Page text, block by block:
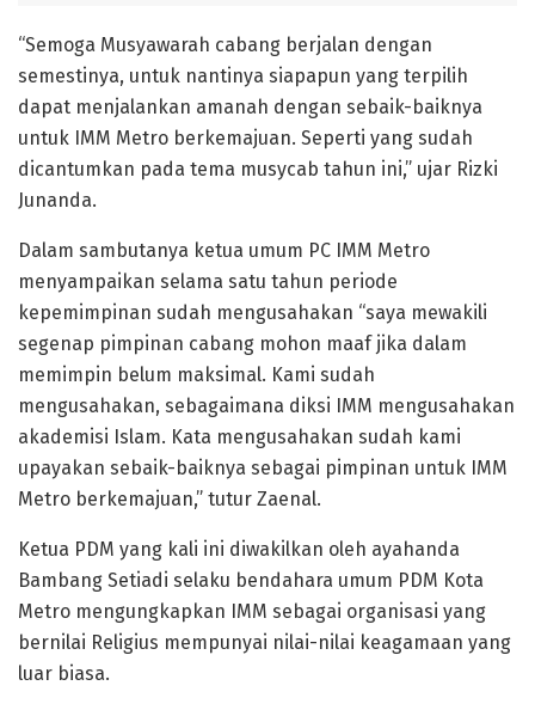
“Semoga Musyawarah cabang berjalan dengan
semestinya, untuk nantinya siapapun yang terpilih
dapat menjalankan amanah dengan sebaik-baiknya
untuk IMM Metro berkemajuan. Seperti yang sudah
dicantumkan pada tema musycab tahun ini,” ujar Rizki
Junanda.
Dalam sambutanya ketua umum PC IMM Metro
menyampaikan selama satu tahun periode
kepemimpinan sudah mengusahakan “saya mewakili
segenap pimpinan cabang mohon maaf jika dalam
memimpin belum maksimal. Kami sudah
mengusahakan, sebagaimana diksi IMM mengusahakan
akademisi Islam. Kata mengusahakan sudah kami
upayakan sebaik-baiknya sebagai pimpinan untuk IMM
Metro berkemajuan,” tutur Zaenal.
Ketua PDM yang kali ini diwakilkan oleh ayahanda
Bambang Setiadi selaku bendahara umum PDM Kota
Metro mengungkapkan IMM sebagai organisasi yang
bernilai Religius mempunyai nilai-nilai keagamaan yang
luar biasa.